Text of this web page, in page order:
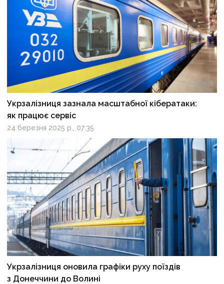
Укрзалізниця зазнала масштабної кібератаки:
як працює сервіс
24 березня 2025 р., 07:35
Укрзалізниця оновила графіки руху поїздів
з Донеччини до Волині